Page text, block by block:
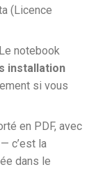
(Licence
notebook
installation
si vous
en PDF, avec
— c’est la
dans le